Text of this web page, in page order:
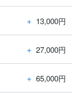
＋ 13,000円
＋ 27,000円
＋ 65,000円